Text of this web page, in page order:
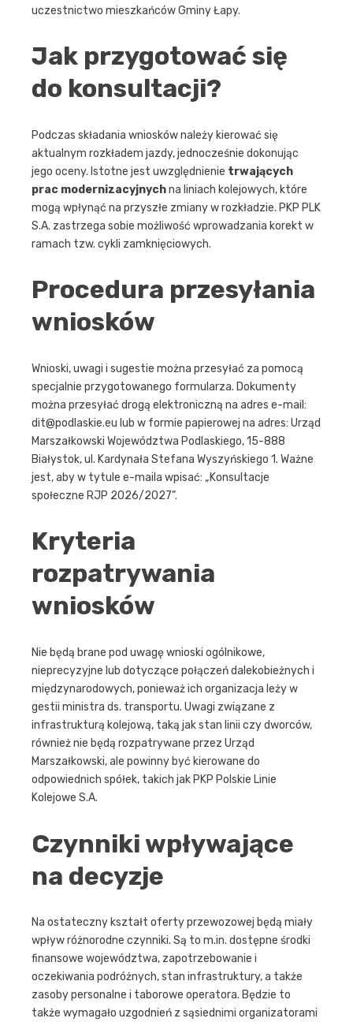
uczestnictwo mieszkańców Gminy Łapy.
Jak przygotować się
do konsultacji?
Podczas składania wniosków należy kierować się
aktualnym rozkładem jazdy, jednocześnie dokonując
jego oceny. Istotne jest uwzględnienie trwających
prac modernizacyjnychna liniach kolejowych, które
mogą wpłynąć na przyszłe zmiany w rozkładzie. PKP PLK
S.A. zastrzega sobie możliwość wprowadzania korekt w
ramach tzw. cykli zamknięciowych.
Procedura przesyłania
wniosków
Wnioski, uwagi i sugestie można przesyłać za pomocą
specjalnie przygotowanego formularza. Dokumenty
można przesyłać drogą elektroniczną na adres e-mail:
dit@podlaskie.eu lub w formie papierowej na adres: Urząd
Marszałkowski Województwa Podlaskiego, 15-888
Białystok, ul. Kardynała Stefana Wyszyńskiego 1. Ważne
jest, aby w tytule e-maila wpisać: „Konsultacje
społeczne RJP 2026/2027”.
Kryteria
rozpatrywania
wniosków
Nie będą brane pod uwagę wnioski ogólnikowe,
nieprecyzyjne lub dotyczące połączeń dalekobieżnych i
międzynarodowych, ponieważ ich organizacja leży w
gestii ministra ds. transportu. Uwagi związane z
infrastrukturą kolejową, taką jak stan linii czy dworców,
również nie będą rozpatrywane przez Urząd
Marszałkowski, ale powinny być kierowane do
odpowiednich spółek, takich jak PKP Polskie Linie
Kolejowe S.A.
Czynniki wpływające
na decyzje
Na ostateczny kształt oferty przewozowej będą miały
wpływ różnorodne czynniki. Są to m.in. dostępne środki
finansowe województwa, zapotrzebowanie i
oczekiwania podróżnych, stan infrastruktury, a także
zasoby personalne i taborowe operatora. Będzie to
także wymagało uzgodnień z sąsiednimi organizatorami